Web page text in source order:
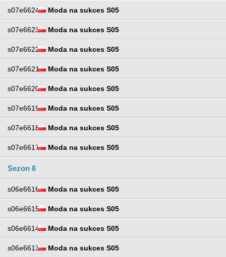
s07e6624 Moda na sukces S05
s07e6623 Moda na sukces S05
s07e6622 Moda na sukces S05
s07e6621 Moda na sukces S05
s07e6620 Moda na sukces S05
s07e6619 Moda na sukces S05
s07e6618 Moda na sukces S05
s07e6617 Moda na sukces S05
Sezon 6
s06e6616 Moda na sukces S05
s06e6615 Moda na sukces S05
s06e6614 Moda na sukces S05
s06e6613 Moda na sukces S05